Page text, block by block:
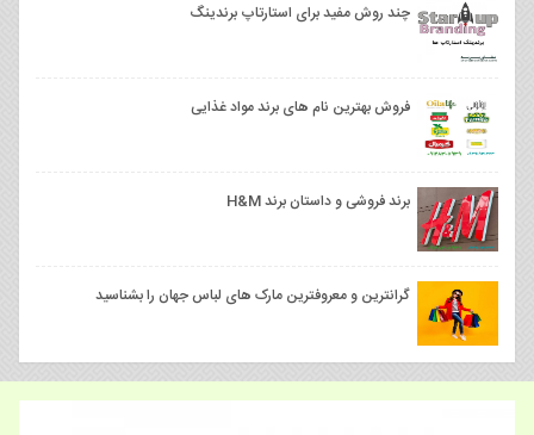
چند روش مفید برای استارتاپ برندینگ
فروش بهترین نام های برند مواد غذایی
برند فروشی و داستان برند H&M
گرانترین و معروفترین مارک های لباس جهان را بشناسید